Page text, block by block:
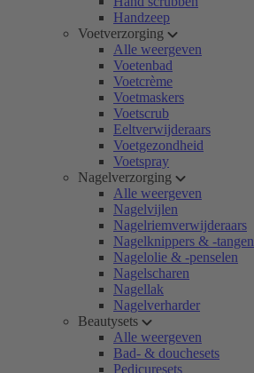
Handzeep
Voetverzorging
Alle weergeven
Voetenbad
Voetcrème
Voetmaskers
Voetscrub
Eeltverwijderaars
Voetgezondheid
Voetspray
Nagelverzorging
Alle weergeven
Nagelvijlen
Nagelriemverwijderaars
Nagelknippers & -tangen
Nagelolie & -penselen
Nagelscharen
Nagellak
Nagelverharder
Beautysets
Alle weergeven
Bad- & douchesets
Pedicuresets